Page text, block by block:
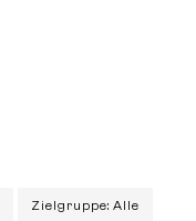
Zielgruppe: Alle